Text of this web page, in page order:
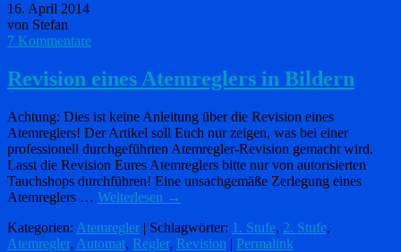
16. April 2014
von Stefan
7 Kommentare
Revision eines Atemreglers in Bildern
Achtung: Dies ist keine Anleitung über die Revision eines
Atemreglers! Der Artikel soll Euch nur zeigen, was bei einer
professionell durchgeführten Atemregler-Revision gemacht wird.
Lasst die Revision Eures Atemreglers bitte nur von autorisierten
Tauchshops durchführen! Eine unsachgemäße Zerlegung eines
Atemreglers … Weiterlesen →
Kategorien: Atemregler | Schlagwörter: 1. Stufe, 2. Stufe,
Atemregler, Automat, Regler, Revision | Permalink